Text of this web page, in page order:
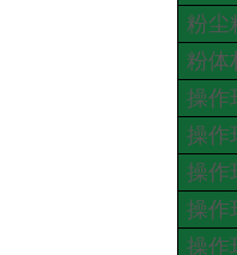
粉尘
粉体
操作
操作
操作
操作
操作